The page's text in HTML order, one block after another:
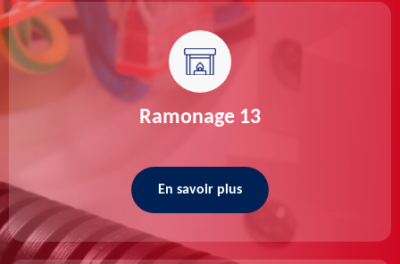
Ramonage 13
En savoir plus